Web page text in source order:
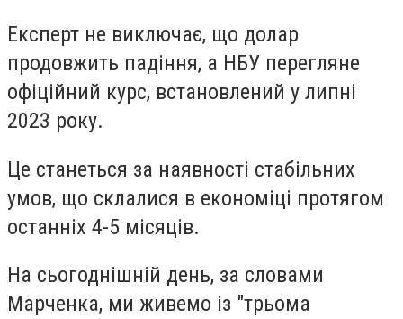
Експерт не виключає, що долар
продовжить падіння, а НБУ перегляне
офіційний курс, встановлений у липні
2023 року.
Це станеться за наявності стабільних
умов, що склалися в економіці протягом
останніх 4-5 місяців.
На сьогоднішній день, за словами
Марченка, ми живемо із "трьома